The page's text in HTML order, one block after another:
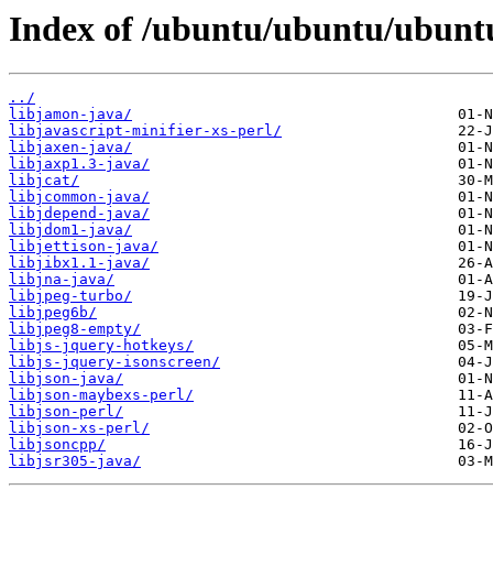
Index of /ubuntu/ubuntu/
../
libjamon-java/
libjavascript-minifier-xs-perl/
libjaxen-java/
libjaxp1.3-java/
libjcat/
libjcommon-java/
libjdepend-java/
libjdom1-java/
libjettison-java/
libjibx1.1-java/
libjna-java/
libjpeg-turbo/
libjpeg6b/
libjpeg8-empty/
libjs-jquery-hotkeys/
libjs-jquery-isonscreen/
libjson-java/
libjson-maybexs-perl/
libjson-perl/
libjson-xs-perl/
libjsoncpp/
libjsr305-java/